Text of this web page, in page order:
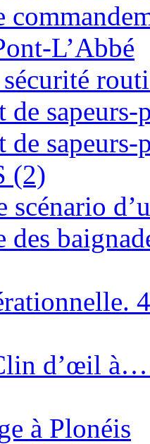
L’Abbé
de
de
(2)
scénario
des
d’œil
à Plonéis